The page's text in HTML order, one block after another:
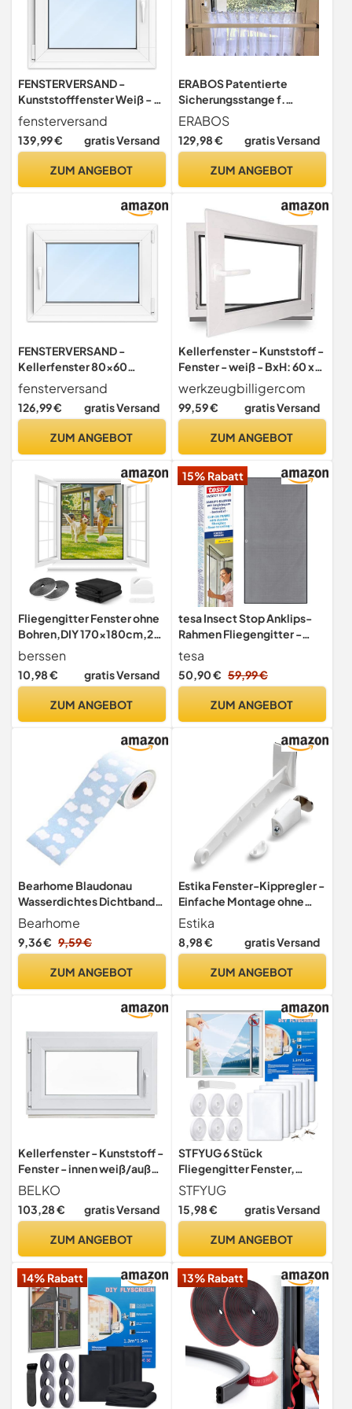
FENSTERVERSAND -
Kunststofffenster Weiß - zu
öffnendes Fenster 80x80
Kunststoff mit Griff, Dreh-
& Kippfenster, 2-fach
links - BxH: 800x800 mm,
fensterversand
139,99 € gratis Versand
ZUM ANGEBOT
ERABOS Patentierte
Sicherungsstange f.
Fenster u. Türe | von
Polizeibeamten entwickelt
| MIT KIPPSTELLUNGS-
101-188cm | MASSIVER
ERABOS
129,98 € gratis Versand
ZUM ANGEBOT
FENSTERVERSAND -
Kellerfenster 80x60
Kunststofffenster Weiß -
2-fach Verglasung mit
Klarglas - Dreh- &
- DIN rechts - BxH:
fensterversand
126,99 € gratis Versand
ZUM ANGEBOT
Kellerfenster - Kunststoff -
Fenster - weiß - BxH: 60 x
60 cm - 600 x 600 mm - DIN
Rechts - 3 fach Verglasung
- 60 mm Profil
werkzeugbilligercom
99,59 € gratis Versand
ZUM ANGEBOT
Fliegengitter Fenster ohne
Bohren,DIY 170x180cm,2
Stück,Kann auf die
Gewünschte Größe
Zugeschnitten
Netz,Insektenschutz
Klettband+Zuschneider+Pr
esshilfe,Schwarz
berssen
10,98 € gratis Versand
ZUM ANGEBOT
15% Rabatt
tesa Insect Stop Anklips-
Rahmen Fliegengitter -
bodentief - 1,2 x 2,4 m
tesa
50,90 € 59,99 €
ZUM ANGEBOT
Bearhome Blaudonau
Wasserdichtes Dichtband
WOLKE
Bearhome
9,36 € 9,59 €
ZUM ANGEBOT
Estika Fenster-Kippregler -
Einfache Montage ohne
Bohren - Kippfensterschutz
für Katzen, Komplett-Set
mit Reinigungstuch und
14 cm, Weiß
Estika
8,98 € gratis Versand
ZUM ANGEBOT
Kellerfenster - Kunststoff -
Fenster - innen weiß/außen
weiß - BxH: 75 x 45 cm -
750 x 450 mm - DIN Rechts
- 3 fach Verglasung - 60 mm
BELKO
103,28 € gratis Versand
ZUM ANGEBOT
STFYUG 6 Stück
Fliegengitter Fenster,
Insektenschutz Fenster,
Moskitonetz Fenster,
Fliegennetz Fenster, mit
Moskitonetze für Fenster
STFYUG
15,98 € gratis Versand
ZUM ANGEBOT
14% Rabatt 13% Rabatt